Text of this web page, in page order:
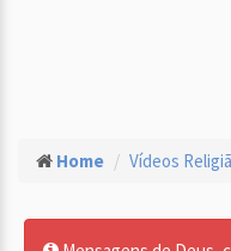
Home Vídeos